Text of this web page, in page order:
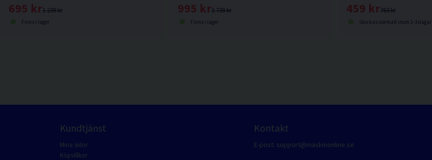
1 239 kr
695 kr
Finns i lager
1 739 kr
995 kr
Finns i lager
763 kr
459 kr
Skickas normalt inom 1-3 dagar
Kundtjänst
Mina sidor
Köpvillkor
Kontakt
E-post: support@maskinonline.se